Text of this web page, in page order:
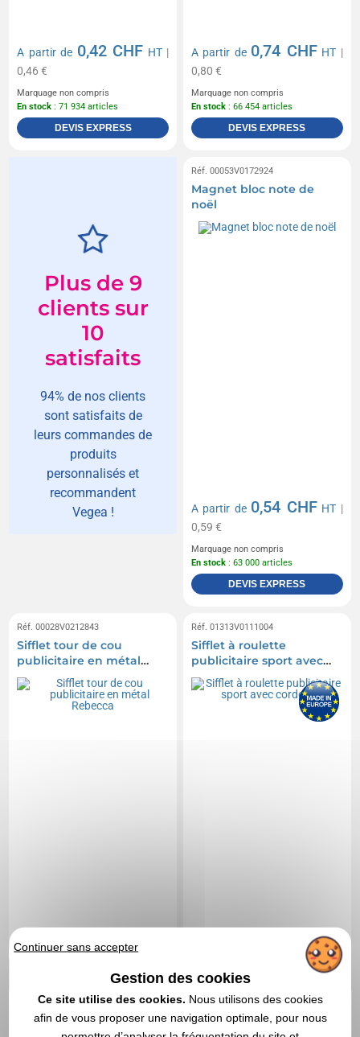
A partir de 0,42 CHF HT|
0,46 €
Marquage non compris
En stock : 71 934 articles
DEVIS EXPRESS
A partir de 0,74 CHF HT |
0,80 €
Marquage non compris
En stock : 66 454 articles
DEVIS EXPRESS
Plus de 9
clients sur
10
satisfaits
94% de nos clients
sont satisfaits de
leurs commandes de
produits
personnalisés et
recommandent
Vegea !
Réf. 00053V0172924
Magnet bloc note de
noël
A partir de 0,54 CHF HT |
0,59 €
Marquage non compris
En stock : 63 000 articles
DEVIS EXPRESS
Réf. 00028V0212843
Sifflet tour de cou
publicitaire en métal
Rebecca
Marquage non compris
En stock : 59 701 articles
Réf. 01313V0111004
Sifflet à roulette
publicitaire sport avec
cordelette
0,53 CHFHT|
0,58 €
Marquage non compris
En stock : 59 510 articles
Continuer sans accepter
Gestion des cookies
Ce site utilise des cookies. Nous utilisons des cookies
afin de vous proposer une navigation optimale, pour nous